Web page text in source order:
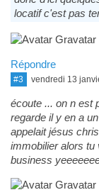
locatif c'est pas
Répondre
#3 vendredi 13
écoute ... on n est
regarde il y en a
appelait jésus
immobilier alors tu
business